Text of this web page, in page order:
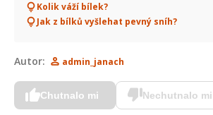
Kolik váží bílek?
Jak z bílků vyšlehat pevný sníh?
Autor: admin_janach
Chutnalo mi Nechutnalo mi